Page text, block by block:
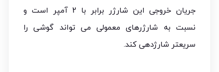
جریان خروجی این شارژر برابر با 2 آمپر است و
نسبت به شارژرهای معمولی می تواند گوشی را
سریعتر شارژدهی کند.